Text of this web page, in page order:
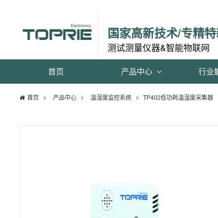
国家高新技术/专精
测试测量仪器&智能物联网
首页 产品中心 行业
首页 产品中心 温湿度监控系统 TP402低功耗温湿度采集器